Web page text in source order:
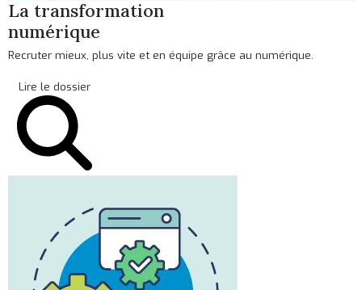
La transformation
numérique
Recruter mieux, plus vite et en équipe grâce au numérique.
Lire le dossier